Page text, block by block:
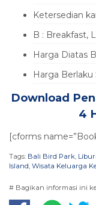
Ketersedian
B : Breakfast,
Harga Diatas
Harga Berlaku
Download
4
[cforms
Tags: Bali Bird Park,
Island, Wisata Keluarga
# Bagikan informasi ini